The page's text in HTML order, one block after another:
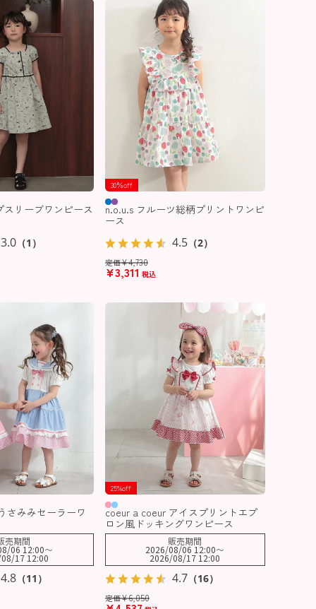
スリーブワンピース
3.0（1）
30％off
n.o.u.s フルーツ総柄プリントワンピ
ース
定価¥4,730
¥3,311 税込
4.5（2）
さみみセーラーワ
4.8（11）
売期間
06 12:00〜
17 12:00
25%off
coeur a coeur アイスプリントエプ
ロン風ドッキングワンピース
定価¥6,050
4.7（16）
販売期間
2026/08/06 12:00〜
2026/08/17 12:00